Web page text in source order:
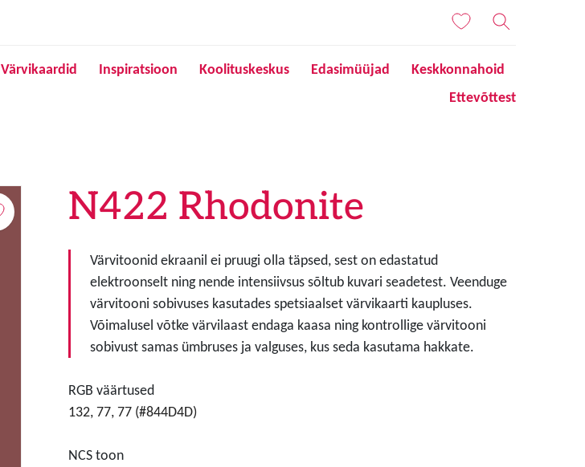
Värvikaardid Inspiratsioon Koolituskeskus Edasimüüjad
Keskkonnahoid
Ettevõttest
N422 Rhodonite
Värvitoonid ekraanil ei pruugi olla täpsed, sest on edastatud
elektroonselt ning nende intensiivsus sõltub kuvari seadetest. Veenduge
värvitooni sobivuses kasutades spetsiaalset värvikaarti kaupluses.
Võimalusel võtke värvilaast endaga kaasa ning kontrollige värvitooni
sobivust samas ümbruses ja valguses, kus seda kasutama hakkate.
RGB väärtused
132, 77, 77 (#844D4D)
NCS toon